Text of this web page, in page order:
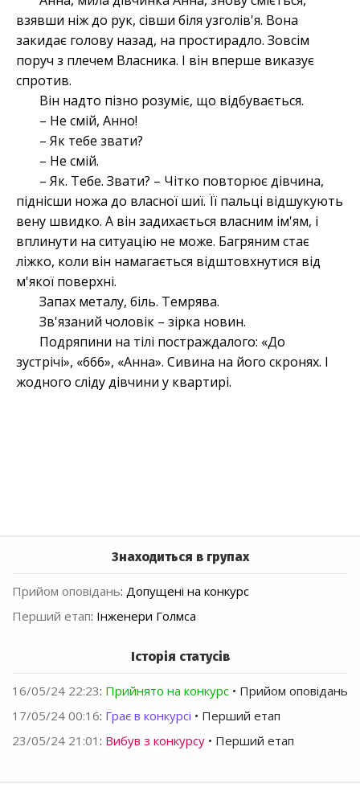
взявши ніж до рук, сівши біля узголів'я. Вона
закидає голову назад, на простирадло. Зовсім
поруч з плечем Власника. І він вперше виказує
спротив.
Він надто пізно розуміє, що відбувається.
– Не смій, Анно!
– Як тебе звати?
– Не смій.
– Як. Тебе. Звати? – Чітко повторює дівчина,
піднісши ножа до власної шиї. Її пальці відшукують
вену швидко. А він задихається власним ім'ям, і
вплинути на ситуацію не може. Багряним стає
ліжко, коли він намагається відштовхнутися від
м'якої поверхні.
Запах металу, біль. Темрява.
Зв'язаний чоловік – зірка новин.
Подряпини на тілі постраждалого: «До
зустрічі», «666», «Анна». Сивина на його скронях. І
жодного сліду дівчини у квартирі.
Знаходиться в групах
Прийом оповідань: Допущені на конкурс
Перший етап: Інженери Голмса
Історія статусів
16/05/24 22:23: Прийнято на конкурс • Прийом оповідань
17/05/24 00:16: Грає в конкурсі • Перший етап
23/05/24 21:01 : Вибув з конкурсу • Перший етап